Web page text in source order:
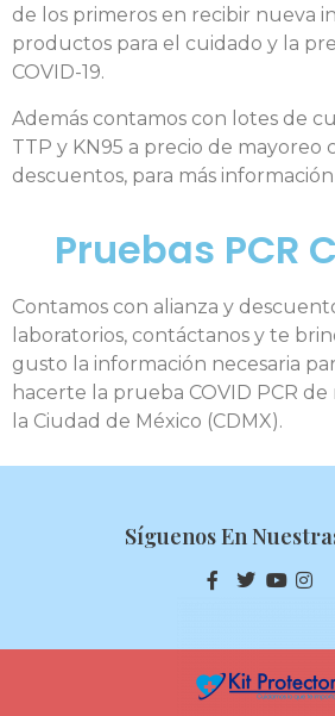
de los primeros en recibir nueva
productos para el cuidado y la
COVID-19.
Además contamos con lotes de
TTP y KN95 a precio de mayoreo
descuentos, para más
Pruebas PCR
Contamos con alianza y
laboratorios, contáctanos y te
gusto la información necesaria
hacerte la prueba COVID PCR
la Ciudad de México (CDMX).
Síguenos En